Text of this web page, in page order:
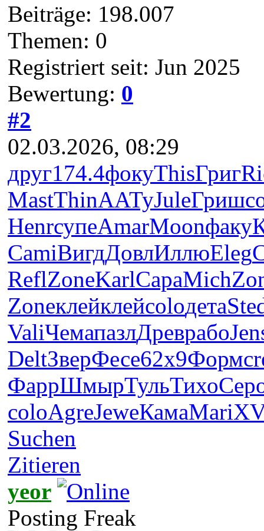
Beiträge: 198.007
Themen: 0
Registriert seit: Jun 2025
Bewertung: 0
#2
02.03.2026, 08:29
друг174.4фокуThisГриг
MastThinААТуJuleГриш
HenrсупеAmarMoonфаку
CamiВигдДовлИллюEleg
ReflZoneKarlСараMich
Zoneклейклейcoloдета
ValiЧемапазлДреврабо
DeltЗверФесе62х9Форм
ФаррШмырТульТихо
coloAgreJeweКамаMari
Suchen
Zitieren
yeor
Posting Freak